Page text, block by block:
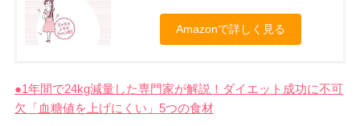
Amazonで詳しく見る
●1年間で24kg減量した専門家が解説！ダイエット成功に不可
欠「血糖値を上げにくい」5つの食材